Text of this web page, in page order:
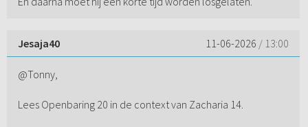
Jesaja40 11-06-2026 / 13:00
@Tonny,
Lees Openbaring 20 in de context van Zacharia 14.